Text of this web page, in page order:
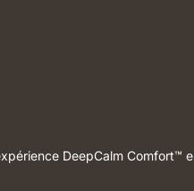
DeepCalm Comfort™